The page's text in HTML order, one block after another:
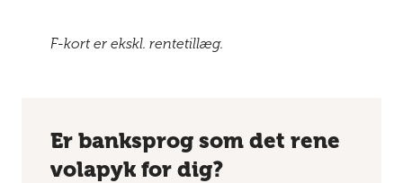
F-kort er ekskl. rentetillæg.
Er banksprog som det rene
volapyk for dig?